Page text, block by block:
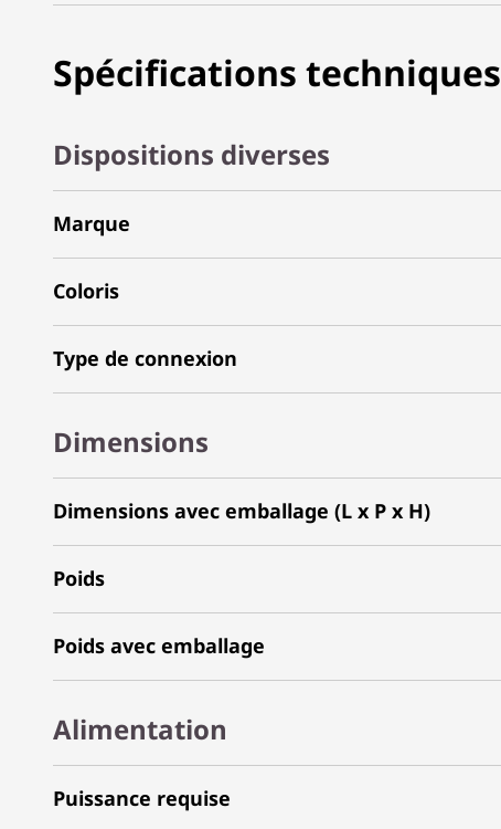
Spécifications techniques
Dispositions diverses
Marque
Coloris
Type de connexion
Dimensions
Dimensions avec emballage (L x P x H)
Poids
Poids avec emballage
Alimentation
Puissance requise